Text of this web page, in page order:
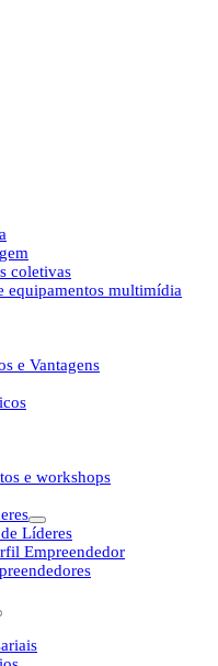
coletivas
equipamentos multimídia
e Vantagens
e workshops
Líderes
Empreendedor